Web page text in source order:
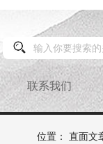
联系我们
位置： 直面文